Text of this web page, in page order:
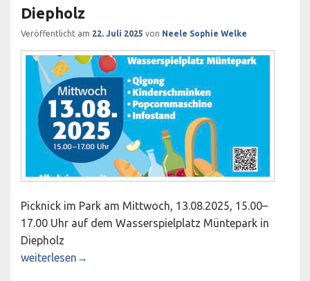
Diepholz
Veröffentlicht am 22. Juli 2025 von Neele Sophie Welke
Picknick im Park am Mittwoch, 13.08.2025, 15.00–
17.00 Uhr auf dem Wasserspielplatz Müntepark in
Diepholz
Picknick im Park am Mittwoch, 13.08.2025, 15.00–17.00
weiterlesen →